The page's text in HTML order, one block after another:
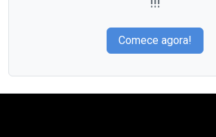
Comece agora!